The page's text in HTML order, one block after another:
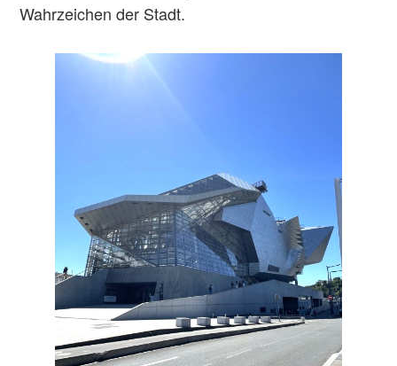
Wahrzeichen der Stadt.